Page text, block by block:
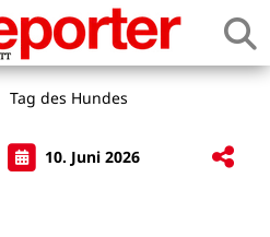
Tag des Hundes
10. Juni 2026